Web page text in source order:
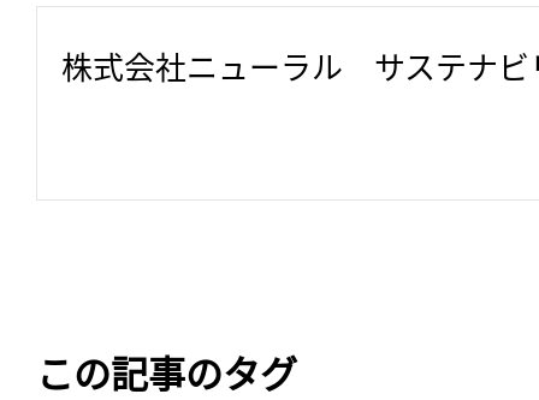
株式会社ニューラル　サステナ
この記事のタグ